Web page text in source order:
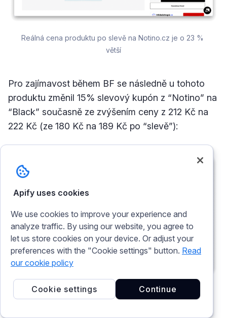
Reálná cena produktu po slevě na Notino.cz je o 23 %
větší
Pro zajímavost během BF se následně u tohoto
produktu změnil 15% slevový kupón z “Notino” na
“Black” současně ze zvýšením ceny z 212 Kč na
222 Kč (ze 180 Kč na 189 Kč po “slevě”):
Změna kupónu přinesla i zvýšenou cenu — Notino.cz při
Apify uses cookies
We use cookies to improve your experience and
analyze traffic. By using our website, you agree to
let us store cookies on your device. Or adjust your
preferences with the "Cookie settings" button. Read
our cookie policy
Continue
Cookie settings